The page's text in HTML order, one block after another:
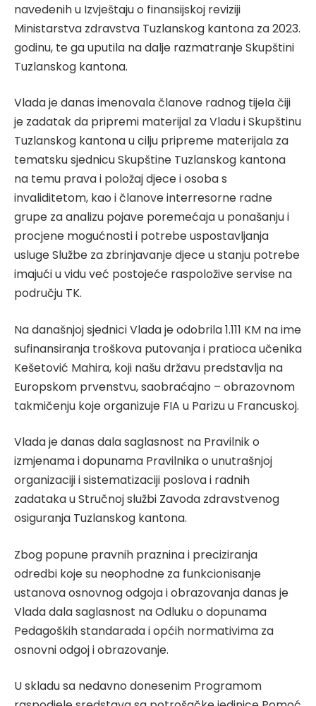
navedenih u Izvještaju o finansijskoj reviziji
Ministarstva zdravstva Tuzlanskog kantona za 2023.
godinu, te ga uputila na dalje razmatranje Skupštini
Tuzlanskog kantona.
Vlada je danas imenovala članove radnog tijela čiji
je zadatak da pripremi materijal za Vladu i Skupštinu
Tuzlanskog kantona u cilju pripreme materijala za
tematsku sjednicu Skupštine Tuzlanskog kantona
na temu prava i položaj djece i osoba s
invaliditetom, kao i članove interresorne radne
grupe za analizu pojave poremećaja u ponašanju i
procjene mogućnosti i potrebe uspostavljanja
usluge Službe za zbrinjavanje djece u stanju potrebe
imajući u vidu već postojeće raspoložive servise na
području TK.
Na današnjoj sjednici Vlada je odobrila 1.111 KM na ime
sufinansiranja troškova putovanja i pratioca učenika
Kešetović Mahira, koji našu državu predstavlja na
Europskom prvenstvu, saobraćajno – obrazovnom
takmičenju koje organizuje FIA u Parizu u Francuskoj.
Vlada je danas dala saglasnost na Pravilnik o
izmjenama i dopunama Pravilnika o unutrašnjoj
organizaciji i sistematizaciji poslova i radnih
zadataka u Stručnoj službi Zavoda zdravstvenog
osiguranja Tuzlanskog kantona.
Zbog popune pravnih praznina i preciziranja
odredbi koje su neophodne za funkcionisanje
ustanova osnovnog odgoja i obrazovanja danas je
Vlada dala saglasnost na Odluku o dopunama
Pedagoških standarada i općih normativima za
osnovni odgoj i obrazovanje.
U skladu sa nedavno donesenim Programom